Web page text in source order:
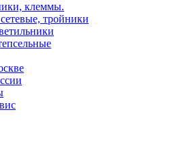
клеммы.
тройники